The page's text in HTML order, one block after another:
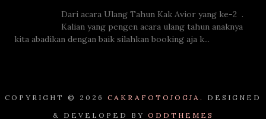
Dari acara Ulang Tahun Kak Avior yang ke-2 .
Kalian yang pengen acara ulang tahun anaknya
kita abadikan dengan baik silahkan booking aja k...
COPYRIGHT © 2026 CAKRAFOTOJOGJA.
DESIGNED
& DEVELOPED BY ODDTHEMES